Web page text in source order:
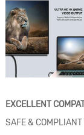
EXCELLENT
SAFE &